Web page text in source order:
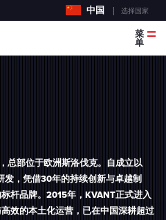
中国 选择国家
菜
单
总部位于欧洲斯洛伐克。自成立以
，凭借30年的持续创新与卓越制
杆品牌。2015年，KVANT正式进入
效的本土化运营，已在中国深耕超过